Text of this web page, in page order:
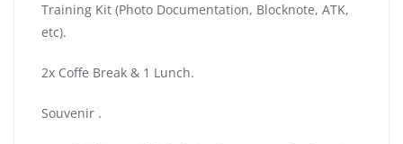
Training Kit (Photo Documentation, Blocknote, ATK,
etc).
2x Coffe Break & 1 Lunch.
Souvenir .